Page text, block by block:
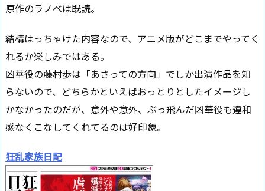
原作のラノベは既読。
結構はっちゃけた内容なので、アニメ版がどこまでやってく
れるか楽しみではある。
凶華役の藤村歩は「あさっての方向」でしか出演作品を知
らないので、どちらかといえばおっとりとしたイメージし
かなかったのだが、意外や意外、ぶっ飛んだ凶華役も違和
感なくこなしてくれてるのは好印象。
狂乱家族日記